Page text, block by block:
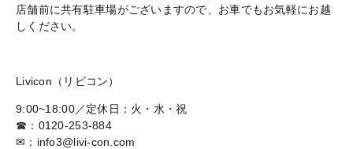
店舗前に共有駐車場がございますので、お車でもお気軽にお越
しください。
Livicon（リビコン）
9:00~18:00／定休日：火・水・祝
☎：0120-253-884
✉：info3@livi-con.com